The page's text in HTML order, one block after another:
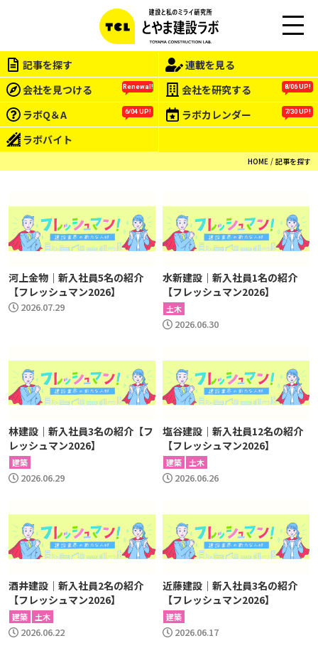
EN
記事を探す
連載を見る
会社を見つける
Renewal! 会社を研究する 8/06 UP!
ラボQ＆A 6/04 UP! ラボカレンダー 7/30 UP!
ラボバイト
HOME 記事を探す
河上金物｜新入社員5名の紹介
【フレッシュマン2026】
2026.07.29
水新建設｜新入社員1名の紹介
【フレッシュマン2026】
土木
2026.06.30
林建設｜新入社員3名の紹介【フ
レッシュマン2026】
建築
2026.06.29
塩谷建設｜新入社員12名の紹介
【フレッシュマン2026】
建築 土木
2026.06.26
酒井建設｜新入社員2名の紹介
【フレッシュマン2026】
建築 土木
2026.06.22
近藤建設｜新入社員3名の紹介
【フレッシュマン2026】
建築
2026.06.17